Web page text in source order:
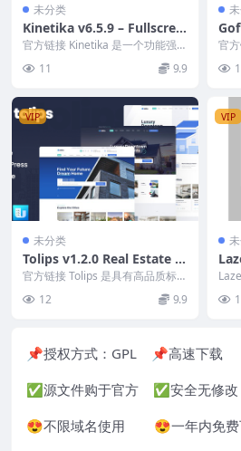
未分类
Kinetika v6.5.9 – Fullscree
n Photography Theme
官方链接 Kinetika 是一个功能强大
的全屏摄影主题，受 woocomme
r... 11 9.9
me
官
VIP
未分类
Tolips v1.2.0 Real Estate W
ordPress Theme
官方链接 Tolips 是具有高品质标准
的房地产 WordPress 主题。该
模... 12 9.9
VIP
1.0创
📌授权方式： GPL 📌高速下载
✅源文件购于官方 ✅安全无修改
😍不限域名使用 😍一年内免费